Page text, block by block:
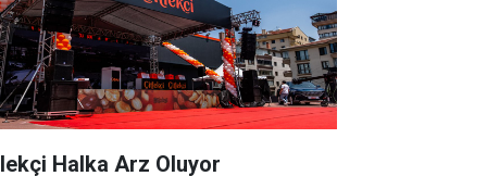
Halka Arz Oluyor